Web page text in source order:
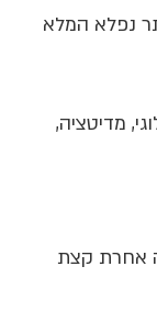
נפלא המלא
מדיטציה,
אחרת קצת